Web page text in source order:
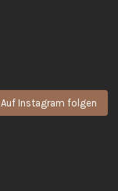
Auf Instagram folgen